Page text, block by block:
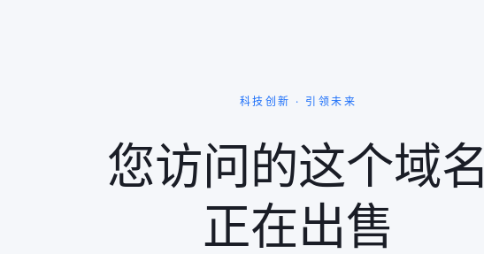
科技创新 · 引领未来
您访问的这个域名
正在出售